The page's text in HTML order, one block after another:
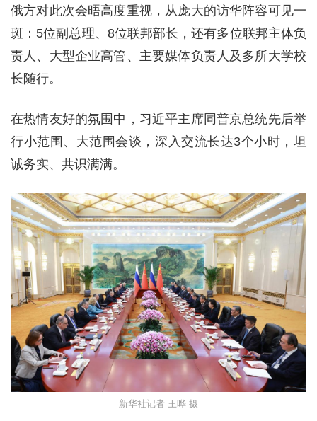
俄方对此次会晤高度重视，从庞大的访华阵容可见一
斑：5位副总理、8位联邦部长，还有多位联邦主体负
责人、大型企业高管、主要媒体负责人及多所大学校
长随行。
在热情友好的氛围中，习近平主席同普京总统先后举
行小范围、大范围会谈，深入交流长达3个小时，坦
诚务实、共识满满。
新华社记者 王晔 摄